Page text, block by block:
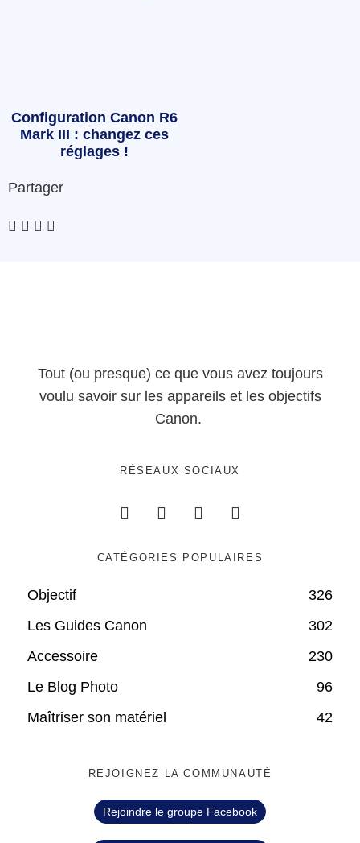
Configuration Canon R6
Mark III : changez ces
réglages !
Partager
Tout (ou presque) ce que vous avez toujours
voulu savoir sur les appareils et les objectifs
Canon.
RÉSEAUX SOCIAUX
CATÉGORIES POPULAIRES
Objectif
326
Les Guides Canon
302
Accessoire
230
Le Blog Photo
96
Maîtriser son matériel
42
REJOIGNEZ LA COMMUNAUTÉ
Rejoindre le groupe Facebook